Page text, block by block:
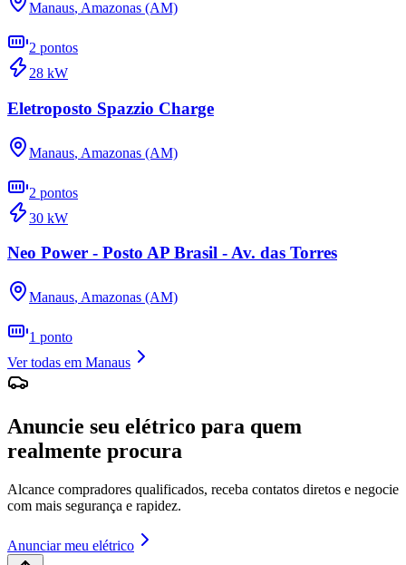
Manaus, Amazonas (AM)
2 pontos
28 kW
Eletroposto Spazzio Charge
Manaus, Amazonas (AM)
2 pontos
30 kW
Neo Power - Posto AP Brasil - Av. das Torres
Manaus, Amazonas (AM)
1 ponto
Ver todas em Manaus
Anuncie seu elétrico para quem
realmente procura
Alcance compradores qualificados, receba contatos diretos e negocie
com mais segurança e rapidez.
Anunciar meu elétrico